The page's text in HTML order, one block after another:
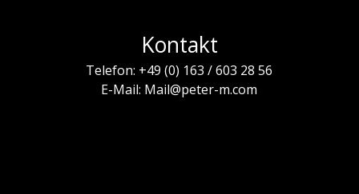
Kontakt
Telefon: +49 (0) 163 / 603 28 56
E-Mail: Mail@peter-m.com